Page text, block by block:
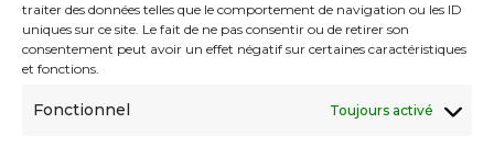
traiter des données telles que le comportement de navigation ou les ID
uniques sur ce site. Le fait de ne pas consentir ou de retirer son
consentement peut avoir un effet négatif sur certaines caractéristiques
et fonctions.
Fonctionnel Toujours activé
Menu
About